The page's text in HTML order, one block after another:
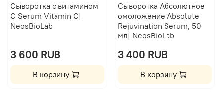
Сыворотка с витамином
С Serum Vitamin C|
NeosBioLab
3 600 RUB
В корзину
Сыворотка Абсолютное
омоложение Absolute
Rejuvination Serum, 50
мл| NeosBioLab
3 400 RUB
В корзину